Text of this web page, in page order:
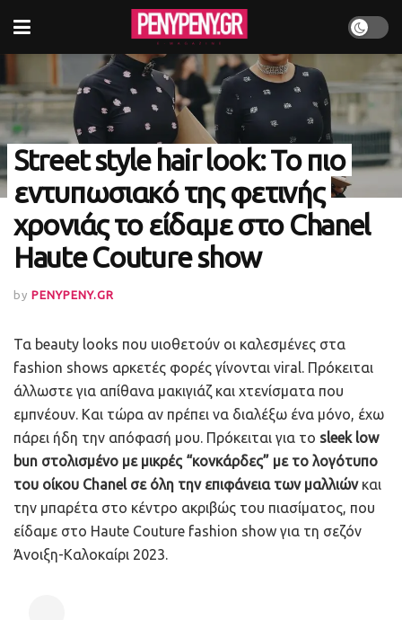
Street style hair look: Το πιο
εντυπωσιακό της φετινής
χρονιάς το είδαμε στο Chanel
Haute Couture show
by PENYPENY.GR
Τα beauty looks που υιοθετούν οι καλεσμένες στα
fashion shows αρκετές φορές γίνονται viral. Πρόκειται
άλλωστε για απίθανα μακιγιάζ και χτενίσματα που
εμπνέουν. Και τώρα αν πρέπει να διαλέξω ένα μόνο, έχω
πάρει ήδη την απόφασή μου. Πρόκειται για το sleek low
bun στολισμένο με μικρές “κονκάρδες” με το λογότυπο
του οίκου Chanel σε όλη την επιφάνεια των μαλλιώνκαι
την μπαρέτα στο κέντρο ακριβώς του πιασίματος, που
είδαμε στο Haute Couture fashion show για τη σεζόν
Άνοιξη-Καλοκαίρι 2023.